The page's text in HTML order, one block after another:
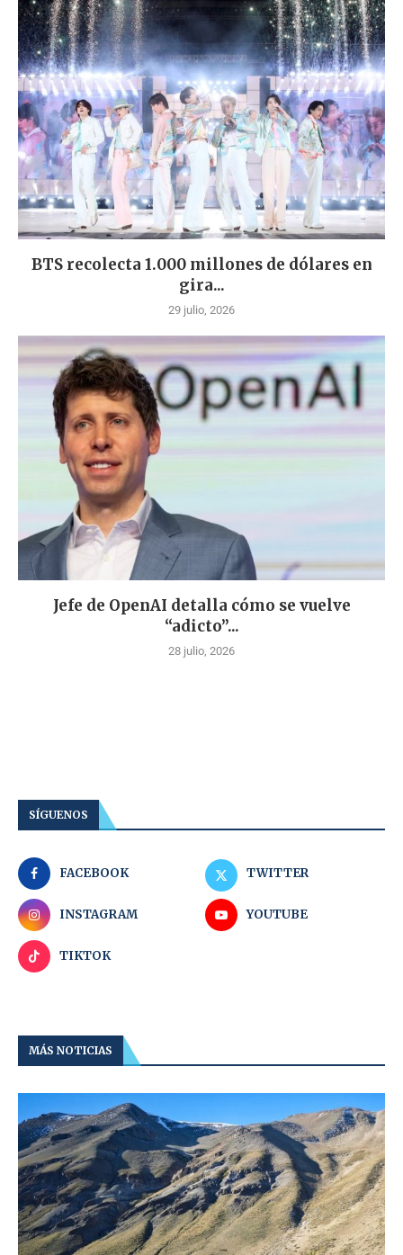
BTS recolecta 1.000 millones de dólares en
gira...
29 julio, 2026
Jefe de OpenAI detalla cómo se vuelve
“adicto”...
28 julio, 2026
SÍGUENOS
FACEBOOK TWITTER
INSTAGRAM YOUTUBE
TIKTOK
MÁS NOTICIAS